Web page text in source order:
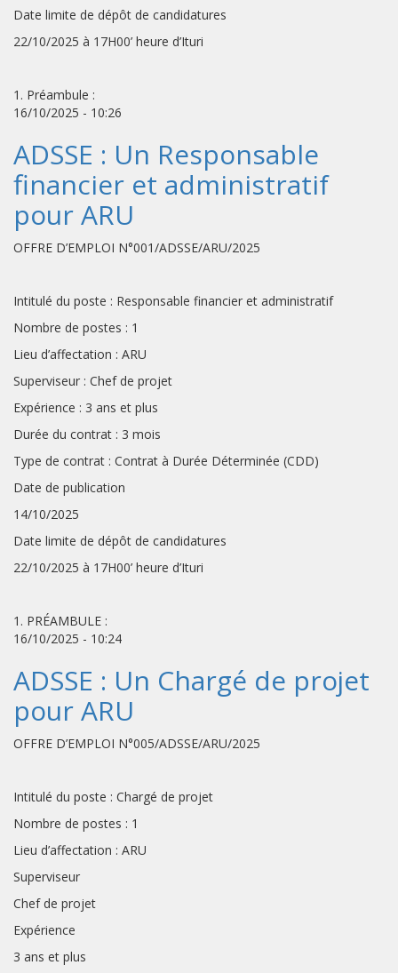
Date limite de dépôt de candidatures
22/10/2025 à 17H00’ heure d’Ituri
1. Préambule :
16/10/2025 - 10:26
ADSSE : Un Responsable
financier et administratif
pour ARU
OFFRE D’EMPLOI N°001/ADSSE/ARU/2025
Intitulé du poste : Responsable financier et administratif
Nombre de postes : 1
Lieu d’affectation : ARU
Superviseur : Chef de projet
Expérience : 3 ans et plus
Durée du contrat : 3 mois
Type de contrat : Contrat à Durée Déterminée (CDD)
Date de publication
14/10/2025
Date limite de dépôt de candidatures
22/10/2025 à 17H00’ heure d’Ituri
1. PRÉAMBULE :
16/10/2025 - 10:24
ADSSE : Un Chargé de projet
pour ARU
OFFRE D’EMPLOI N°005/ADSSE/ARU/2025
Intitulé du poste : Chargé de projet
Nombre de postes : 1
Lieu d’affectation : ARU
Superviseur
Chef de projet
Expérience
3 ans et plus